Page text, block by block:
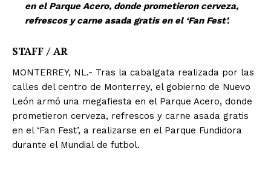
en el Parque Acero, donde prometieron cerveza,
refrescos y carne asada gratis en el ‘Fan Fest’.
STAFF / AR
MONTERREY, NL.- Tras la cabalgata realizada por las
calles del centro de Monterrey, el gobierno de Nuevo
León armó una megafiesta en el Parque Acero, donde
prometieron cerveza, refrescos y carne asada gratis
en el ‘Fan Fest’, a realizarse en el Parque Fundidora
durante el Mundial de futbol.